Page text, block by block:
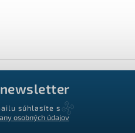
súhlasíte s
osobných údajov